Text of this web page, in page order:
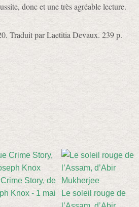
donc et une très agréable lecture.
Traduit par Laetitia Devaux. 239 p.
Story, de
Knox - 1 mai
Le soleil rouge de